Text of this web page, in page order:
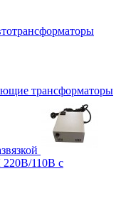
трансформаторы
110В с